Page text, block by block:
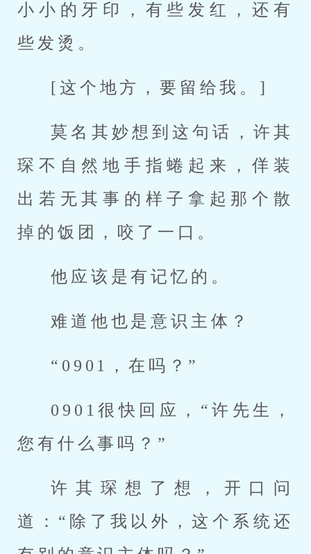
小小的牙印，有些发红，还有
些发烫。
[这个地方，要留给我。]
莫名其妙想到这句话，许其
琛不自然地手指蜷起来，佯装
出若无其事的样子拿起那个散
掉的饭团，咬了一口。
他应该是有记忆的。
难道他也是意识主体？
“0901，在吗？”
0901很快回应，“许先生，
您有什么事吗？”
许其琛想了想，开口问
道：“除了我以外，这个系统还